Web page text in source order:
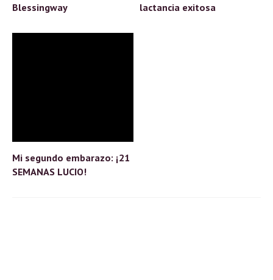
Blessingway
lactancia exitosa
Mi segundo embarazo: ¡21
SEMANAS LUCIO!